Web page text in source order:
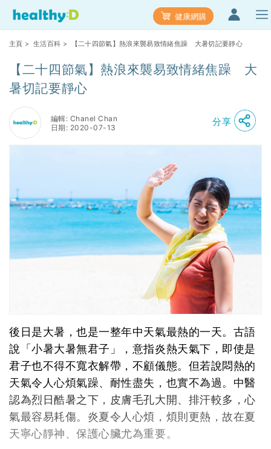
健康網購
主頁 > 生活百科 > 【二十四節氣】熱浪來襲易致情緒焦躁 大暑切記要靜心
【二十四節氣】熱浪來襲易致情緒焦躁 大
暑切記要靜心
編輯: Chanel Chan
日期: 2020-07-13
分享
後日是大暑，也是一整年中天氣最熱的一天。古語
說「小暑大暑無君子」，意指炎熱天氣下，即使是
君子也不得不寬衣解帶，不顧儀態。但若說悶熱的
天氣令人心煩氣躁、耐性盡失，也實不為過。中醫
認為烈日酷暑之下，皮膚毛孔大開、排汗較多，心
氣最容易耗傷。炎夏令人心煩，煩則更熱，故在夏
天寧心靜神、保護心臟尤為重要。